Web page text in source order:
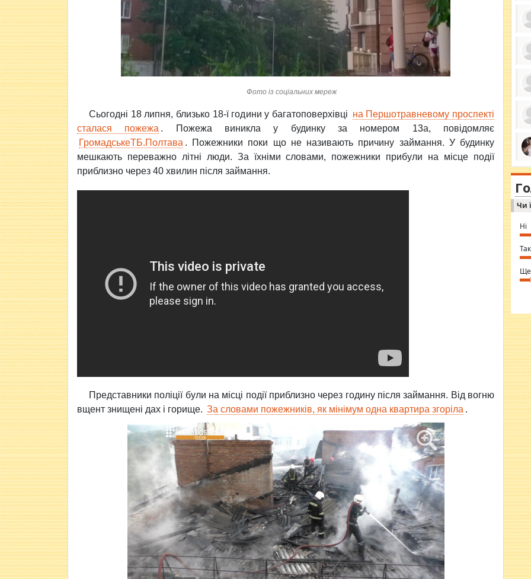
Фото із соціальних мереж
Сьогодні 18 липня, близько 18-ї години у багатоповерхівці на Першотравневому проспекті
сталася пожежа . Пожежа виникла у будинку за номером 13а, повідомляє
ГромадськеТБ.Полтава . Пожежники поки що не називають причину займання. У будинку
мешкають переважно літні люди. За їхніми словами, пожежники прибули на місце події
приблизно через 40 хвилин після займання.
Представники поліції були на місці події приблизно через годину після займання. Від вогню
вщент знищені дах і горище. За словами пожежників, як мінімум одна квартира згоріла .
за
ми
in
⇒
Чи
Ні
Так
Ще